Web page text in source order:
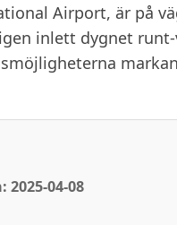
Airport, är på
inlett dygnet
2025-04-08